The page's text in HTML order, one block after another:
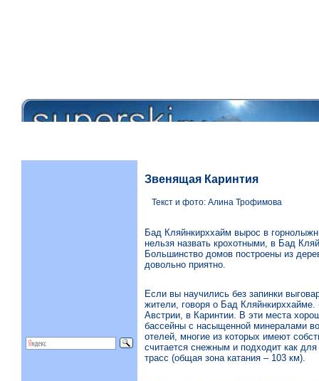
Звенящая Каринтия
Текст и фото: Алина Трофимова
Бад Кляйнкирххайм вырос в
нельзя назвать крохотными, в Бад
Большинство домов построены из
довольно приятно.
Если вы научились без запинки
жители, говоря о Бад Кляйнкирххайме.
Австрии, в Каринтии. В эти места
бассейны с насыщенной минералами
отелей, многие из которых имеют
считается снежным и подходит как
трасс (общая зона катания – 103 км).